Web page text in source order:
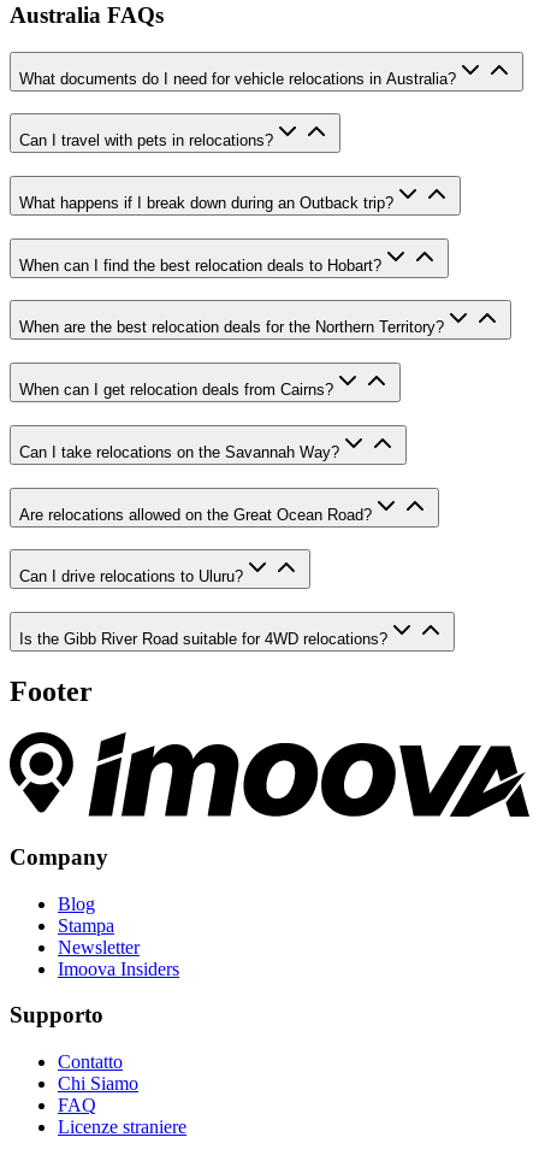
Australia FAQs
What documents do I need for vehicle relocations in Australia?
Can I travel with pets in relocations?
What happens if I break down during an Outback trip?
When can I find the best relocation deals to Hobart?
When are the best relocation deals for the Northern Territory?
When can I get relocation deals from Cairns?
Can I take relocations on the Savannah Way?
Are relocations allowed on the Great Ocean Road?
Can I drive relocations to Uluru?
Is the Gibb River Road suitable for 4WD relocations?
Footer
Company
Blog
Stampa
Newsletter
Imoova Insiders
Supporto
Contatto
Chi Siamo
FAQ
Licenze straniere